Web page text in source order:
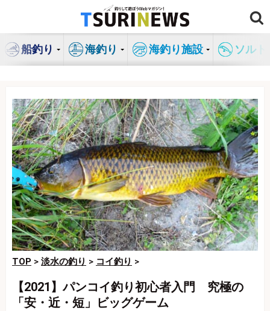
ン
船釣り 海釣り 海釣り施設 ソル
TOP > 淡水の釣り > コイ釣り >
【2021】パンコイ釣り初心者入門 究極の
「安・近・短」ビッグゲーム